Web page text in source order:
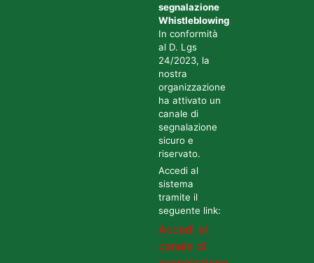
segnalazione
Whistleblowing
In conformità
al D. Lgs
24/2023, la
nostra
organizzazione
ha attivato un
canale di
segnalazione
sicuro e
riservato.
Accedi al
sistema
tramite il
seguente link:
Accedi al
canale di